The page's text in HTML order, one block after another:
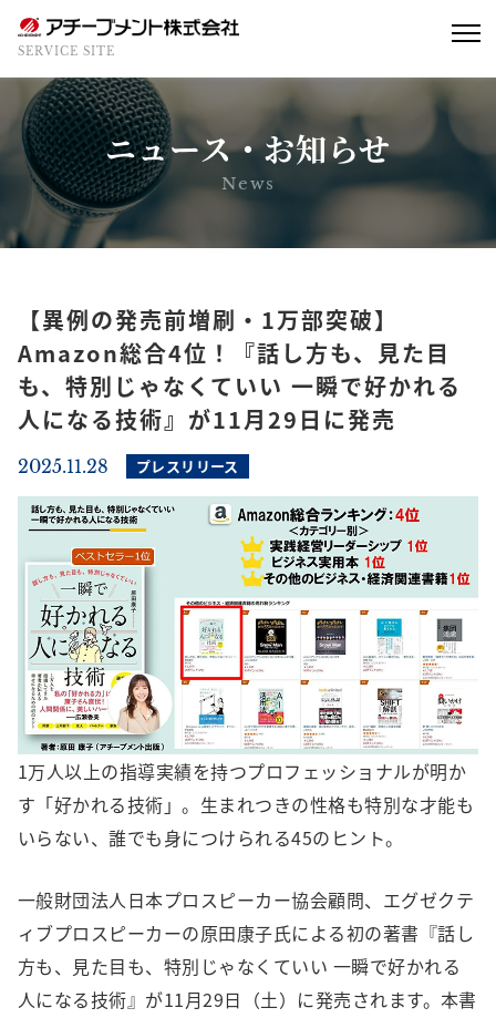
SERVICE SITE
ニュース・お知らせ
News
【異例の発売前増刷・1万部突破】
Amazon総合4位！『話し方も、見た目
も、特別じゃなくていい 一瞬で好かれる
人になる技術』が11月29日に発売
2025.11.28 プレスリリース
1万人以上の指導実績を持つプロフェッショナルが明か
す「好かれる技術」。生まれつきの性格も特別な才能も
いらない、誰でも身につけられる45のヒント。
一般財団法人日本プロスピーカー協会顧問、エグゼクテ
ィブプロスピーカーの原田康子氏による初の著書『話し
方も、見た目も、特別じゃなくていい 一瞬で好かれる
人になる技術』が11月29日（土）に発売されます。本書